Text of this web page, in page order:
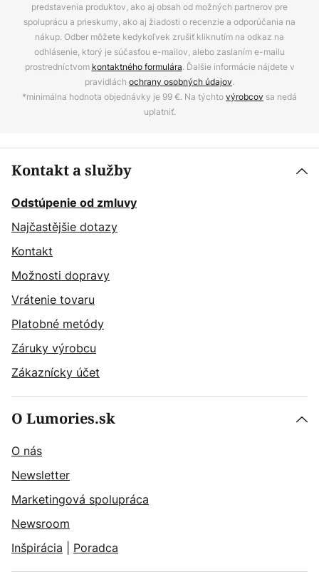
predstavenia produktov, ako aj obsah od možných partnerov pre
spoluprácu a prieskumy, ako aj žiadosti o recenzie a odporúčania na
nákup. Odber môžete kedykoľvek zrušiť kliknutím na odkaz na
odhlásenie, ktorý je súčasťou e-mailov, alebo zaslaním e-mailu
prostredníctvom kontaktného formulára. Ďalšie informácie nájdete v
pravidlách ochrany osobných údajov.
*minimálna hodnota objednávky je 99 €. Na týchtovýrobcov sa nedá
uplatniť.
Kontakt a služby
Odstúpenie od zmluvy
Najčastějšie dotazy
Kontakt
Možnosti dopravy
Vrátenie tovaru
Platobné metódy
Záruky výrobcu
Zákaznícky účet
O Lumories.sk
O nás
Newsletter
Marketingová spolupráca
Newsroom
Inšpirácia
Poradca